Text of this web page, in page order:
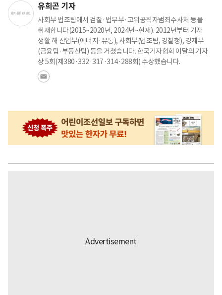
유희곤 기자
사회부 법조팀에서 검찰·법무부·고위공직자범죄수사처 등을
취재합니다(2015~2020년, 2024년~현재). 2012년부터 기자
생활 해 산업부(에너지·유통), 사회부(법조팀, 경찰청), 경제부
(금융팀·부동산팀) 등을 거쳤습니다. 한국기자협회 이달의 기자
상 5회(제380·332·317·314·288회) 수상했습니다.